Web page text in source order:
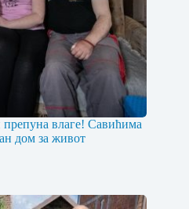
влаге! Савићима
дом за живот